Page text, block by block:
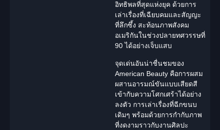
อิทธิพลที่สุดแห่งยุค ด้วยการ
เล่าเรื่องที่เฉียบคมและสัญญะ
ที่ลึกซึ้ง สะท้อนภาพสังคม
อเมริกันในช่วงปลายทศวรรษที่
90 ได้อย่างเจ็บแสบ
จุดเด่นอันน่าชื่นชมของ
American Beauty คือการผสม
ผสานอารมณ์ขันแบบเสียดสี
เข้ากับความโศกเศร้าได้อย่าง
ลงตัว การเล่าเรื่องที่ฉีกขนบ
เดิมๆ พร้อมด้วยการกำกับภาพ
ที่งดงามราวกับงานศิลปะ